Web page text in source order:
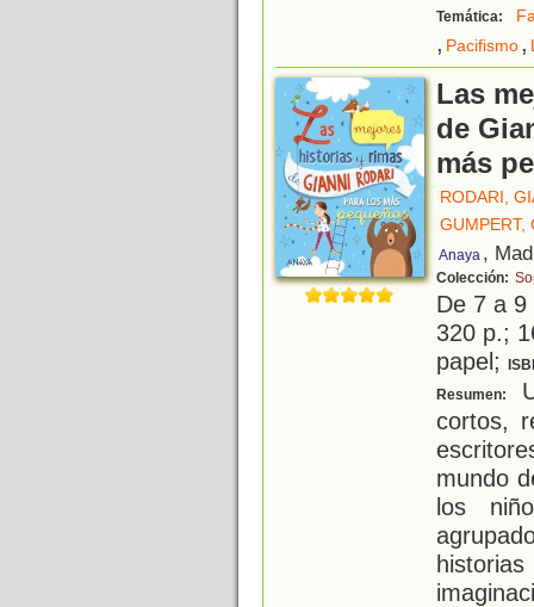
Temática:
, Pacifismo,
Las
de
más
RODARI,
GUMPERT,
Anaya ,
Colección:
De 7 a
320 p.;
papel;
Resumen:
cortos,
mundo
los